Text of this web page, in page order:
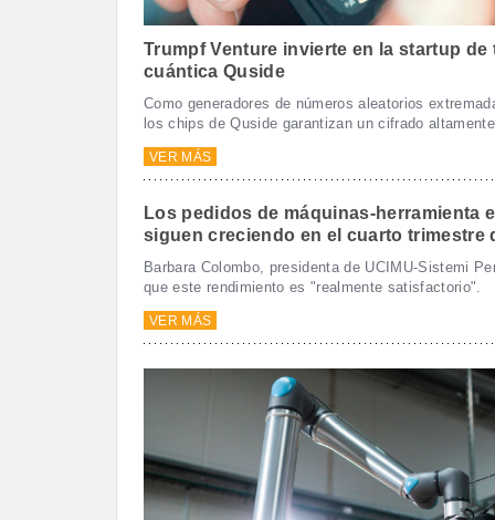
Trumpf Venture invierte en la startup de
cuántica Quside
Como generadores de números aleatorios
los chips de Quside garantizan un cifrado
VER MÁS
Los pedidos de máquinas-herramienta
siguen creciendo en el cuarto trimestre
Barbara Colombo, presidenta de UCIMU-Sistemi
que este rendimiento es "realmente satisfactorio".
VER MÁS